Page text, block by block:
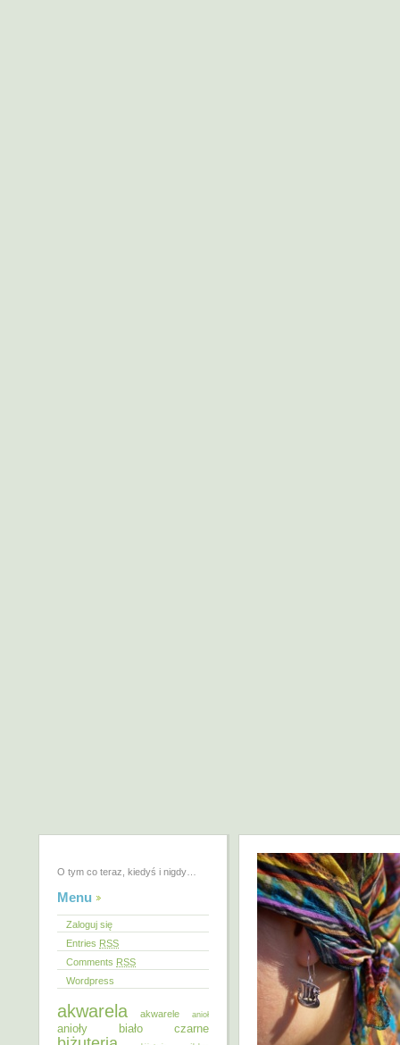
O tym co teraz, kiedyś i nigdy…
Menu
Zaloguj się
Entries RSS
Comments RSS
Wordpress
akwarela akwarele anioł
anioły biało czarne